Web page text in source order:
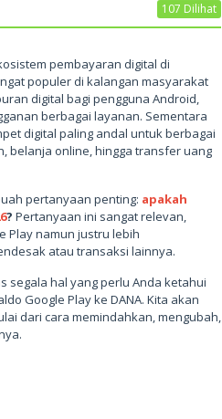
107 Dilihat
pembayaran digital di
populer di kalangan masyarakat
digital bagi pengguna Android,
berbagai layanan. Sementara
digital paling andal untuk berbagai
belanja online, hingga transfer uang
pertanyaan penting: apakah
? Pertanyaan ini sangat relevan,
Play namun justru lebih
atau transaksi lainnya.
segala hal yang perlu Anda ketahui
Google Play ke DANA. Kita akan
dari cara memindahkan, mengubah,